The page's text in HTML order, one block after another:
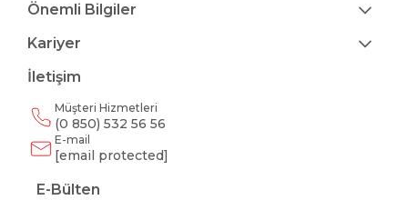
Önemli Bilgiler
Kariyer
İletişim
Müşteri Hizmetleri
(0 850) 532 56 56
E-mail
[email protected]
E-Bülten